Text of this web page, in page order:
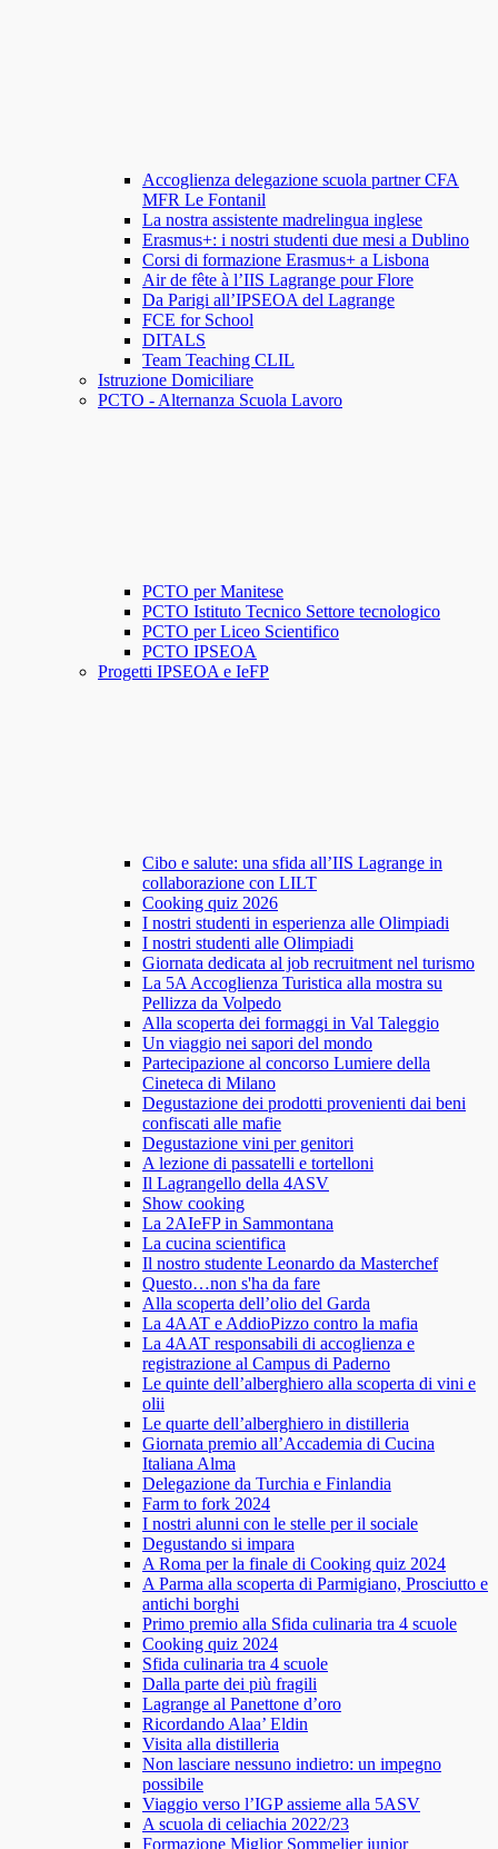
Accoglienza delegazione scuola partner CFA
MFR Le Fontanil
La nostra assistente madrelingua inglese
Erasmus+: i nostri studenti due mesi a Dublino
Corsi di formazione Erasmus+ a Lisbona
Air de fête à l’IIS Lagrange pour Flore
Da Parigi all’IPSEOA del Lagrange
FCE for School
DITALS
Team Teaching CLIL
Istruzione Domiciliare
PCTO - Alternanza Scuola Lavoro
PCTO per Manitese
PCTO Istituto Tecnico Settore tecnologico
PCTO per Liceo Scientifico
PCTO IPSEOA
Progetti IPSEOA e IeFP
Cibo e salute: una sfida all’IIS Lagrange in
collaborazione con LILT
Cooking quiz 2026
I nostri studenti in esperienza alle Olimpiadi
I nostri studenti alle Olimpiadi
Giornata dedicata al job recruitment nel turismo
La 5A Accoglienza Turistica alla mostra su
Pellizza da Volpedo
Alla scoperta dei formaggi in Val Taleggio
Un viaggio nei sapori del mondo
Partecipazione al concorso Lumiere della
Cineteca di Milano
Degustazione dei prodotti provenienti dai beni
confiscati alle mafie
Degustazione vini per genitori
A lezione di passatelli e tortelloni
Il Lagrangello della 4ASV
Show cooking
La 2AIeFP in Sammontana
La cucina scientifica
Il nostro studente Leonardo da Masterchef
Questo…non s'ha da fare
Alla scoperta dell’olio del Garda
La 4AAT e AddioPizzo contro la mafia
La 4AAT responsabili di accoglienza e
registrazione al Campus di Paderno
Le quinte dell’alberghiero alla scoperta di vini e
olii
Le quarte dell’alberghiero in distilleria
Giornata premio all’Accademia di Cucina
Italiana Alma
Delegazione da Turchia e Finlandia
Farm to fork 2024
I nostri alunni con le stelle per il sociale
Degustando si impara
A Roma per la finale di Cooking quiz 2024
A Parma alla scoperta di Parmigiano, Prosciutto e
antichi borghi
Primo premio alla Sfida culinaria tra 4 scuole
Cooking quiz 2024
Sfida culinaria tra 4 scuole
Dalla parte dei più fragili
Lagrange al Panettone d’oro
Ricordando Alaa’ Eldin
Visita alla distilleria
Non lasciare nessuno indietro: un impegno
possibile
Viaggio verso l’IGP assieme alla 5ASV
A scuola di celiachia 2022/23
Formazione Miglior Sommelier junior